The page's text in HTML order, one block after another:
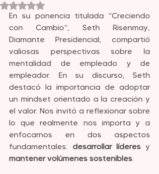
Obtuvo NaN de 5 estrellas.
En su ponencia titulada “Creciendo
con Cambio”, Seth Risenmay,
Diamante Presidencial, compartió
valiosas perspectivas sobre la
mentalidad de empleado y de
empleador. En su discurso, Seth
destacó la importancia de adoptar
un mindset orientado a la creación y
el valor. Nos invitó a reflexionar sobre
lo que realmente nos importa y a
enfocarnos en dos aspectos
fundamentales: desarrollar líderes
mantener volúmenes sostenibles.